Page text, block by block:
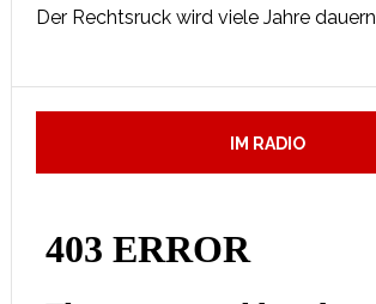
Der Rechtsruck wird viele Jahre dauern
IM RADIO